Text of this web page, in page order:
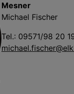
Mesner
Michael Fischer
Tel.: 09571/98 20